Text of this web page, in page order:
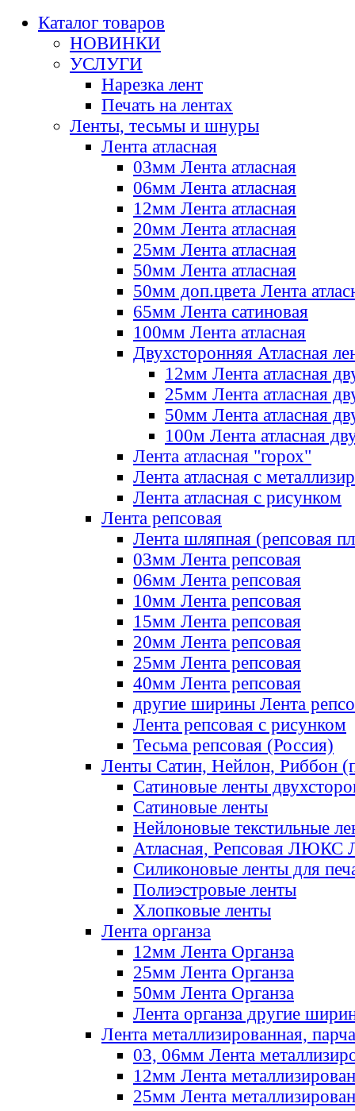
Каталог товаров
НОВИНКИ
УСЛУГИ
Нарезка лент
Печать на лентах
Ленты, тесьмы и шнуры
Лента атласная
03мм Лента атласная
06мм Лента атласная
12мм Лента атласная
20мм Лента атласная
25мм Лента атласная
50мм Лента атласная
50мм доп.цвета Лента
65мм Лента сатиновая
100мм Лента атласная
Двухсторонняя Атласная
12мм Лента атласная
25мм Лента атласная
50мм Лента атласная
100м Лента атласная
Лента атласная "горох"
Лента атласная с
Лента атласная с рисунком
Лента репсовая
Лента шляпная (репсовая
03мм Лента репсовая
06мм Лента репсовая
10мм Лента репсовая
15мм Лента репсовая
20мм Лента репсовая
25мм Лента репсовая
40мм Лента репсовая
другие ширины Лента
Лента репсовая с рисунком
Тесьма репсовая (Россия)
Ленты Сатин, Нейлон, Риббон
Сатиновые ленты
Сатиновые ленты
Нейлоновые текстильные
Атласная, Репсовая ЛЮКС
Силиконовые ленты для
Полиэстровые ленты
Хлопковые ленты
Лента органза
12мм Лента Органза
25мм Лента Органза
50мм Лента Органза
Лента органза другие
Лента металлизированная, парча
03, 06мм Лента
12мм Лента
25мм Лента